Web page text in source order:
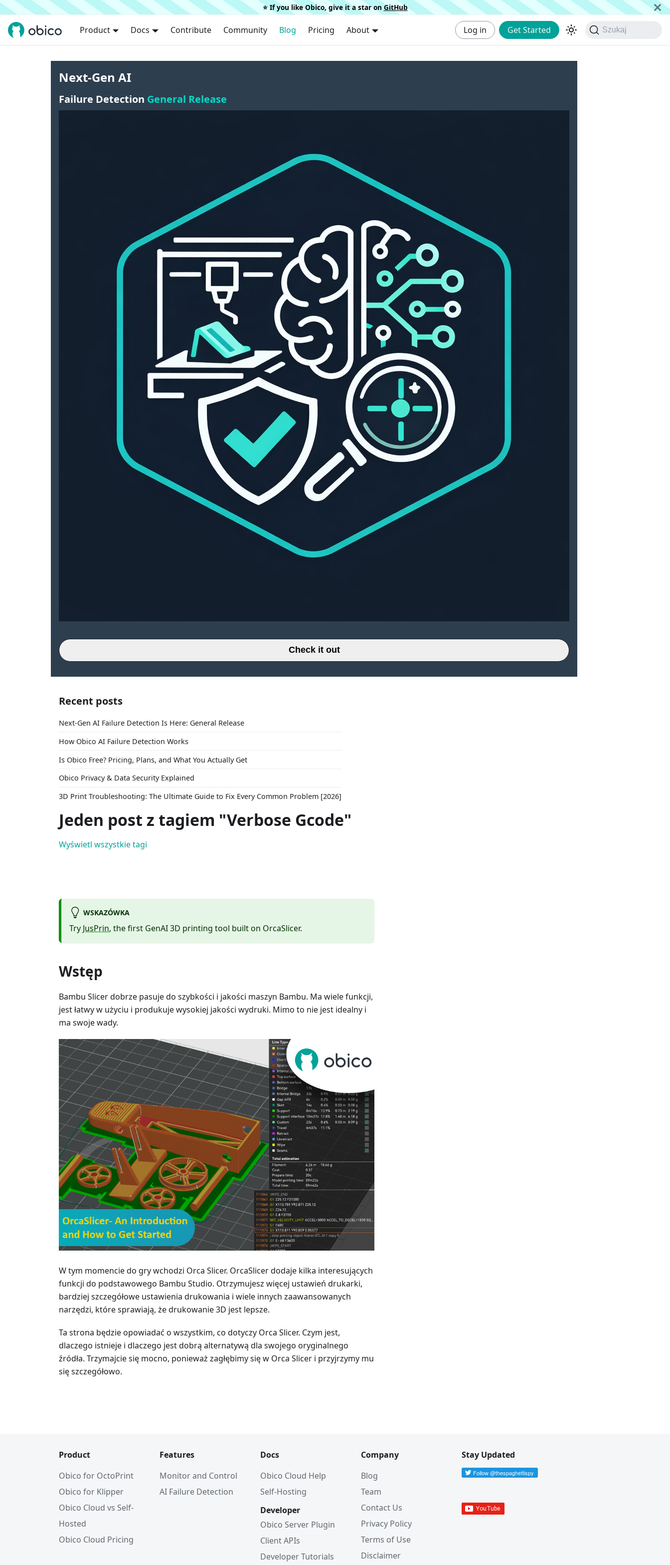
⭐️ If you like Obico, give it a star on GitHub
Product Docs Contribute Community Blog Pricing About Log in Get Started Szukaj
Next-Gen AI
Failure Detection General Release
Check it out
Recent posts
Next-Gen AI Failure Detection Is Here: General Release
How Obico AI Failure Detection Works
Is Obico Free? Pricing, Plans, and What You Actually Get
Obico Privacy & Data Security Explained
3D Print Troubleshooting: The Ultimate Guide to Fix Every Common Problem [2026]
Jeden post z tagiem "Verbose Gcode"
Wyświetl wszystkie tagi
WSKAZÓWKA
Try JusPrin, the first GenAI 3D printing tool built on OrcaSlicer.
Wstęp
Bambu Slicer dobrze pasuje do szybkości i jakości maszyn Bambu. Ma wiele funkcji,
jest łatwy w użyciu i produkuje wysokiej jakości wydruki. Mimo to nie jest idealny i
ma swoje wady.
W tym momencie do gry wchodzi Orca Slicer. OrcaSlicer dodaje kilka interesujących
funkcji do podstawowego Bambu Studio. Otrzymujesz więcej ustawień drukarki,
bardziej szczegółowe ustawienia drukowania i wiele innych zaawansowanych
narzędzi, które sprawiają, że drukowanie 3D jest lepsze.
Ta strona będzie opowiadać o wszystkim, co dotyczy Orca Slicer. Czym jest,
dlaczego istnieje i dlaczego jest dobrą alternatywą dla swojego oryginalnego
źródła. Trzymajcie się mocno, ponieważ zagłębimy się w Orca Slicer i przyjrzymy mu
się szczegółowo.
Product
Obico for OctoPrint
Obico for Klipper
Obico Cloud vs Self-
Hosted
Obico Cloud Pricing
Features
Monitor and Control
AI Failure Detection
Docs
Obico Cloud Help
Self-Hosting
Developer
Obico Server Plugin
Client APIs
Developer Tutorials
Company
Blog
Team
Contact Us
Privacy Policy
Terms of Use
Disclaimer
Stay Updated